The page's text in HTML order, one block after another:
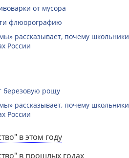
от мусора
флюорографию
рассказывает, почему школьники
России
березовую рощу
рассказывает, почему школьники
России
в этом году
в прошлых годах